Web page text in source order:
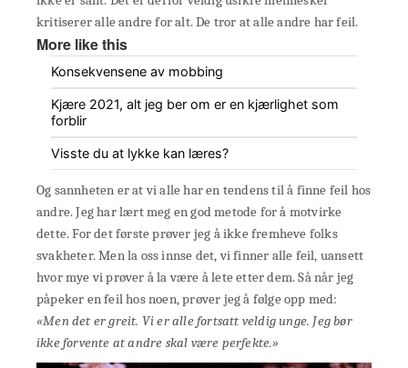
kritiserer alle andre for alt. De tror at alle andre har feil.
More like this
Konsekvensene av mobbing
Kjære 2021, alt jeg ber om er en kjærlighet som
forblir
Visste du at lykke kan læres?
Og sannheten er at vi alle har en tendens til å finne feil hos
andre. Jeg har lært meg en god metode for å motvirke
dette. For det første prøver jeg å ikke fremheve folks
svakheter. Men la oss innse det, vi finner alle feil, uansett
hvor mye vi prøver å la være å lete etter dem. Så når jeg
påpeker en feil hos noen, prøver jeg å følge opp med:
«Men det er greit. Vi er alle fortsatt veldig unge. Jeg bør
ikke forvente at andre skal være perfekte.»